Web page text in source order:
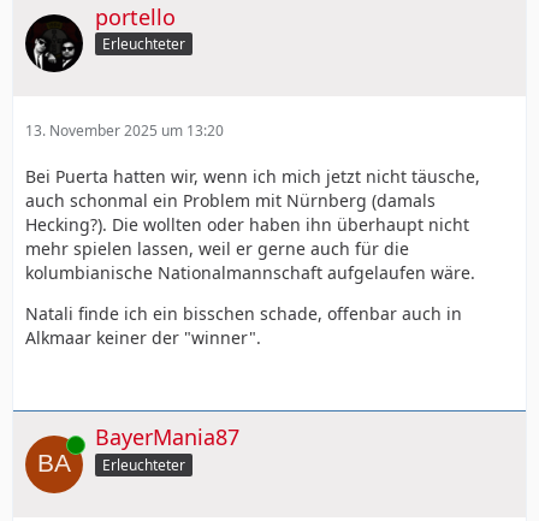
portello
Erleuchteter
13. November 2025 um 13:20
Bei Puerta hatten wir, wenn ich mich jetzt nicht täusche,
auch schonmal ein Problem mit Nürnberg (damals
Hecking?). Die wollten oder haben ihn überhaupt nicht
mehr spielen lassen, weil er gerne auch für die
kolumbianische Nationalmannschaft aufgelaufen wäre.
Natali finde ich ein bisschen schade, offenbar auch in
Alkmaar keiner der "winner".
Online BayerMania87
Erleuchteter